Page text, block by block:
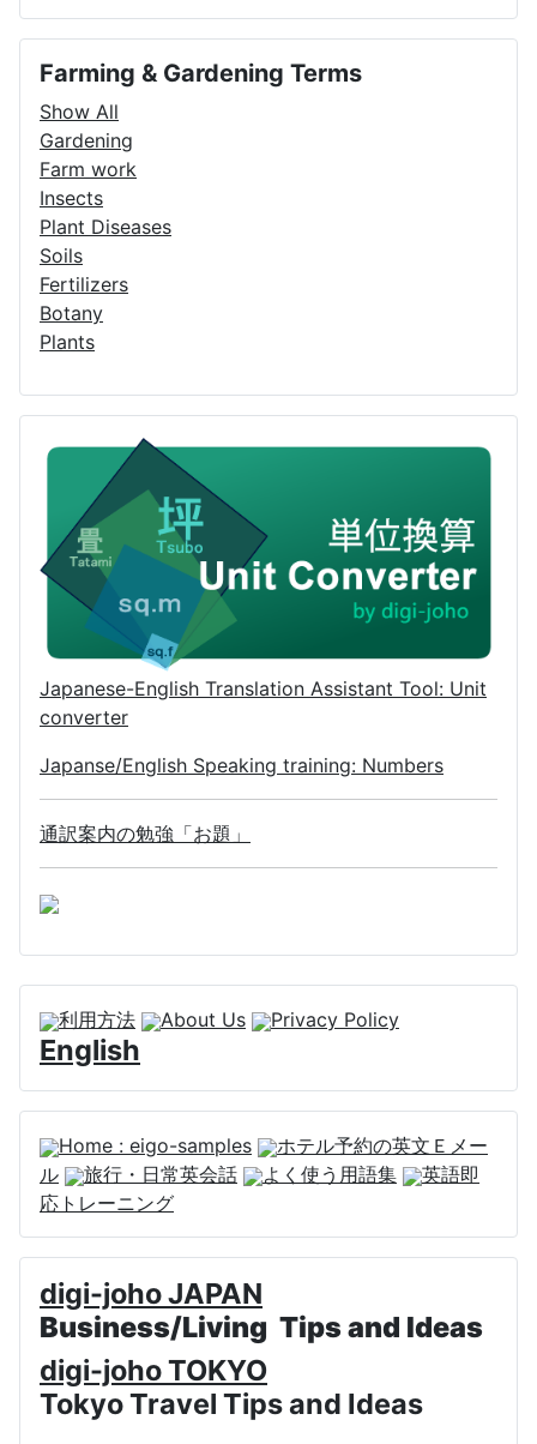
Farming & Gardening Terms
Show All
Gardening
Farm work
Insects
Plant Diseases
Soils
Fertilizers
Botany
Plants
Japanese-English Translation Assistant Tool: Unit
converter
Japanse/English Speaking training: Numbers
通訳案内の勉強「お題」
利用方法 About Us Privacy Policy
English
Home : eigo-samples
ホテル予約の英文Ｅメー
ル
旅行・日常英会話 よく使う用語集
英語即
応トレーニング
digi-joho JAPAN
Business/Living Tips and Ideas
digi-joho TOKYO
Tokyo Travel Tips and Ideas